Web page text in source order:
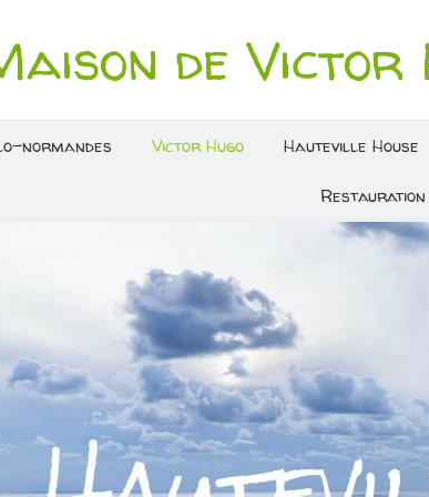
de Victor
normandes Victor Hugo Hauteville House